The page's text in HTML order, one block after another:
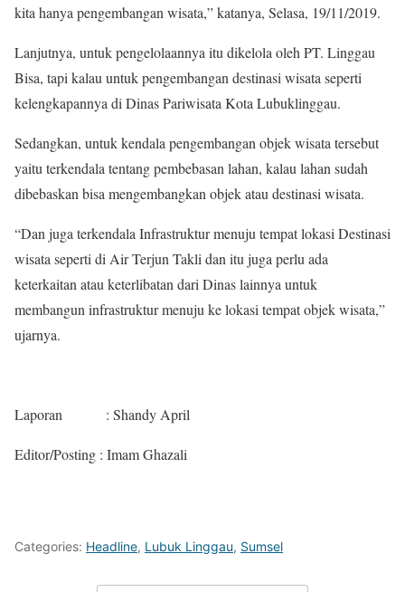
kita hanya pengembangan wisata,” katanya, Selasa, 19/11/2019.
Lanjutnya, untuk pengelolaannya itu dikelola oleh PT. Linggau
Bisa, tapi kalau untuk pengembangan destinasi wisata seperti
kelengkapannya di Dinas Pariwisata Kota Lubuklinggau.
Sedangkan, untuk kendala pengembangan objek wisata tersebut
yaitu terkendala tentang pembebasan lahan, kalau lahan sudah
dibebaskan bisa mengembangkan objek atau destinasi wisata.
“Dan juga terkendala Infrastruktur menuju tempat lokasi Destinasi
wisata seperti di Air Terjun Takli dan itu juga perlu ada
keterkaitan atau keterlibatan dari Dinas lainnya untuk
membangun infrastruktur menuju ke lokasi tempat objek wisata,”
ujarnya.
Laporan : Shandy April
Editor/Posting : Imam Ghazali
Categories: Headline, Lubuk Linggau, Sumsel